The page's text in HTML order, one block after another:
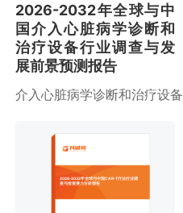
2026-2032年全球与中
国介入心脏病学诊断和
治疗设备行业调查与发
展前景预测报告
介入心脏病学诊断和治疗设备
2026-2032年全球与中国CAR-T疗法行业调
查与投资潜力分析报告